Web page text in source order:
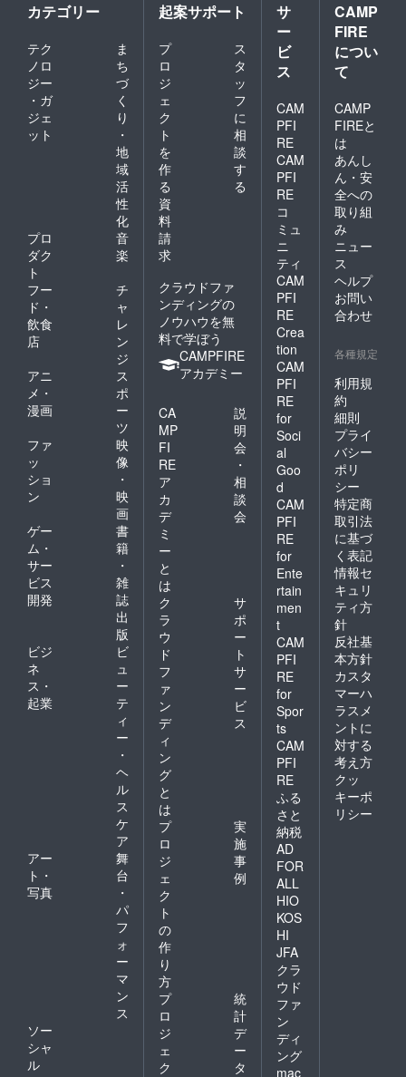
カテゴリー
テク
ノロ
ジー
・ガ
ジェ
ット
ま
ち
づ
く
り
・
地
域
活
性
化
プロ
ダク
ト
音
楽
フー
ド・
飲食
店
チ
ャ
レ
ン
ジ
アニ
メ・
漫画
ス
ポ
ー
ツ
ファ
ッ
ショ
ン
映
像
・
映
画
ゲー
ム・
サー
ビス
開発
書
籍
・
雑
誌
出
版
ビジ
ネ
ス・
起業
ビ
ュ
ー
テ
ィ
ー
・
ヘ
ル
ス
ケ
ア
アー
ト・
写真
舞
台
・
パ
フ
ォ
ー
マ
ン
ス
ソー
シャ
ル
起案サポート
プ
ロ
ジ
ェ
ク
ト
を
作
る
ス
タ
ッ
フ
に
相
談
す
る
資
料
請
求
クラウドファ
ンディングの
ノウハウを無
料で学ぼう
CAMPFIRE
アカデミー
CA
MP
FI
RE
ア
カ
デ
ミ
ー
と
は
説
明
会
・
相
談
会
ク
ラ
ウ
ド
フ
ァ
ン
デ
ィ
ン
グ
と
は
サ
ポ
ー
ト
サ
ー
ビ
ス
プ
ロ
ジ
ェ
ク
ト
の
作
り
方
実
施
事
例
プ
ロ
ジ
ェ
ク
統
計
デ
ー
タ
サ
ー
ビ
ス
CAM
PFI
RE
CAM
PFI
RE
コ
ミュ
ニ
ティ
CAM
PFI
RE
Crea
tion
CAM
PFI
RE
for
Soci
al
Goo
d
CAM
PFI
RE
for
Ente
rtain
men
t
CAM
PFI
RE
for
Spor
ts
CAM
PFI
RE
ふる
さと
納税
AD
FOR
ALL
HIO
KOS
HI
JFA
クラ
ウド
ファ
ン
ディ
ング
mac
CAMP
FIRE
につい
て
CAMP
FIREと
は
あんし
ん・安
全への
取り組
み
ニュー
ス
ヘルプ
お問い
合わせ
各種規定
利用規
約
細則
プライ
バシー
ポリ
シー
特定商
取引法
に基づ
く表記
情報セ
キュリ
ティ方
針
反社基
本方針
カスタ
マーハ
ラスメ
ントに
対する
考え方
クッ
キーポ
リシー